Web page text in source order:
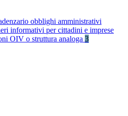
obblighi amministrativi
informativi per cittadini e imprese
OIV o struttura analoga 3